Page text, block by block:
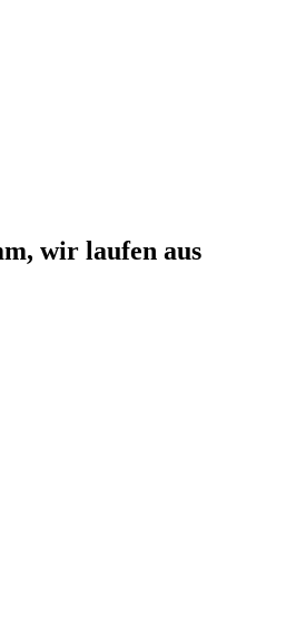
wir laufen aus